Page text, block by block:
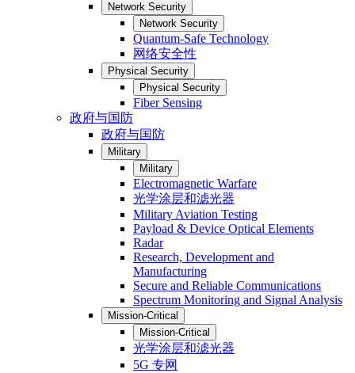
Network Security
Network Security
Quantum-Safe Technology
网络安全性
Physical Security
Physical Security
Fiber Sensing
政府与国防
政府与国防
Military
Military
Electromagnetic Warfare
光学涂层和滤光器
Military Aviation Testing
Payload & Device Optical Elements
Radar
Research, Development and
Manufacturing
Secure and Reliable Communications
Spectrum Monitoring and Signal Analysis
Mission-Critical
Mission-Critical
光学涂层和滤光器
5G 专网